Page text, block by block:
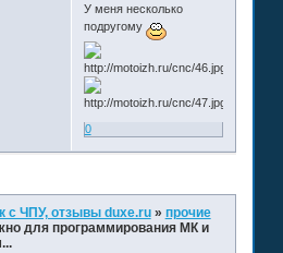
У меня несколько
подругому
0
с ЧПУ, отзывы duxe.ru » прочие
для программирования МК и